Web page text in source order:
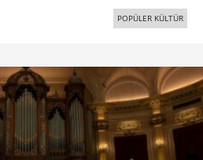
POPÜLER KÜLTÜR